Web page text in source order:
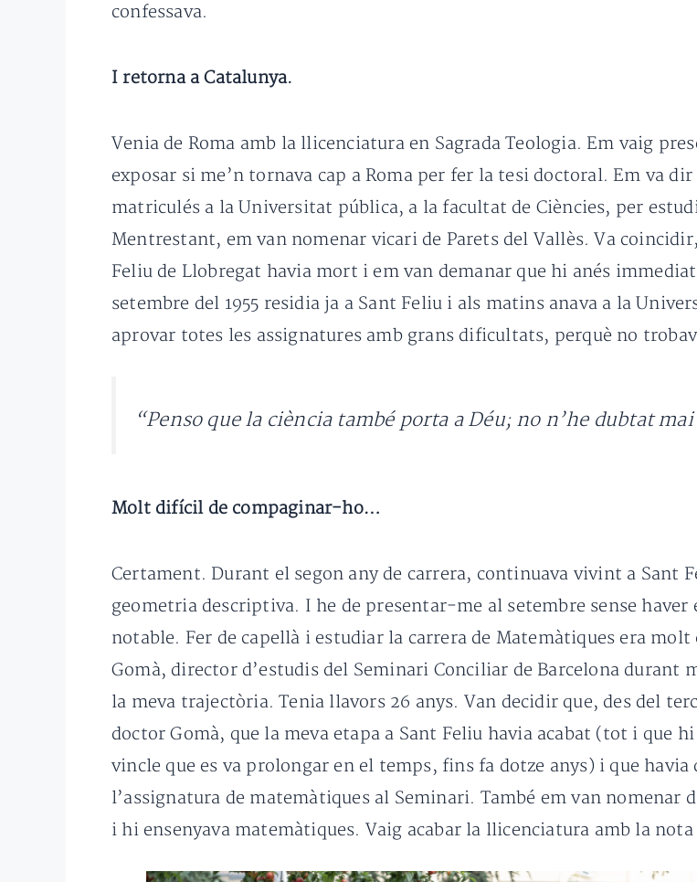
confessava.
I retorna a Catalunya.
Venia de Roma amb la llicenciatura en Sagrada Teologia. Em vaig
exposar si me’n tornava cap a Roma per fer la tesi doctoral. Em va
matriculés a la Universitat pública, a la facultat de Ciències, per
Mentrestant, em van nomenar vicari de Parets del Vallès. Va
Feliu de Llobregat havia mort i em van demanar que hi anés
setembre del 1955 residia ja a Sant Feliu i als matins anava a la
aprovar totes les assignatures amb grans dificultats, perquè no
“Penso que la ciència també porta a Déu; no n’he dubtat
Molt difícil de compaginar-ho…
Certament. Durant el segon any de carrera, continuava vivint a Sant
geometria descriptiva. I he de presentar-me al setembre sense
notable. Fer de capellà i estudiar la carrera de Matemàtiques era
Gomà, director d’estudis del Seminari Conciliar de Barcelona durant
la meva trajectòria. Tenia llavors 26 anys. Van decidir que, des del
doctor Gomà, que la meva etapa a Sant Feliu havia acabat (tot i que
vincle que es va prolongar en el temps, fins fa dotze anys) i que
l’assignatura de matemàtiques al Seminari. També em van nomenar
i hi ensenyava matemàtiques. Vaig acabar la llicenciatura amb la